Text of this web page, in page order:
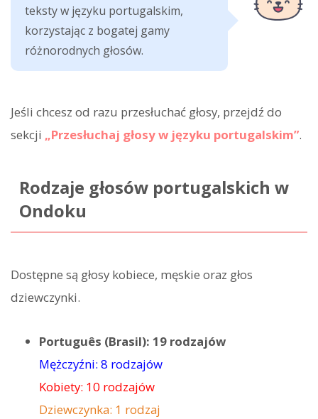
teksty w języku portugalskim,
korzystając z bogatej gamy
różnorodnych głosów.
Jeśli chcesz od razu przesłuchać głosy, przejdź do
sekcji „Przesłuchaj głosy w języku portugalskim”.
Rodzaje głosów portugalskich w
Ondoku
Dostępne są głosy kobiece, męskie oraz głos
dziewczynki.
Português (Brasil): 19 rodzajów
Mężczyźni: 8 rodzajów
Kobiety: 10 rodzajów
Dziewczynka: 1 rodzaj